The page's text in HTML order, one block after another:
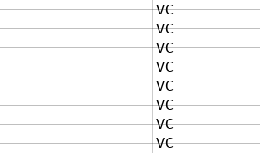
VC
VC
VC
VC
VC
VC
VC
VC